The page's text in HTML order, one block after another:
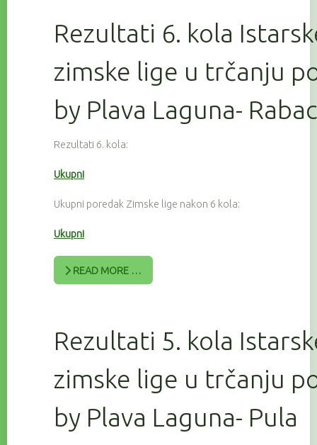
Rezultati 6. kola
zimske lige u trčanju
by Plava Laguna- Rabac
Rezultati 6. kola:
Ukupni
Ukupni poredak Zimske lige nakon 6 kola:
Ukupni
READ MORE …
Rezultati 5. kola
zimske lige u trčanju
by Plava Laguna- Pula